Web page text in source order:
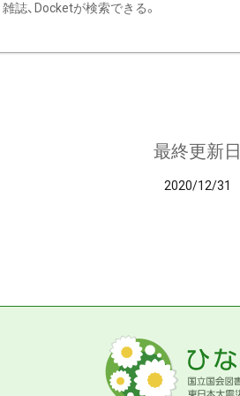
雑誌、Docketが検索できる。
最終更新日
2020/12/31